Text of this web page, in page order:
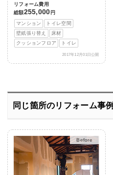
リフォーム費用
総額255,000 円
マンション
トイレ空間
壁紙張り替え
床材
クッションフロア
トイレ
2017年12月01日公開
同じ箇所のリフォーム事例
After